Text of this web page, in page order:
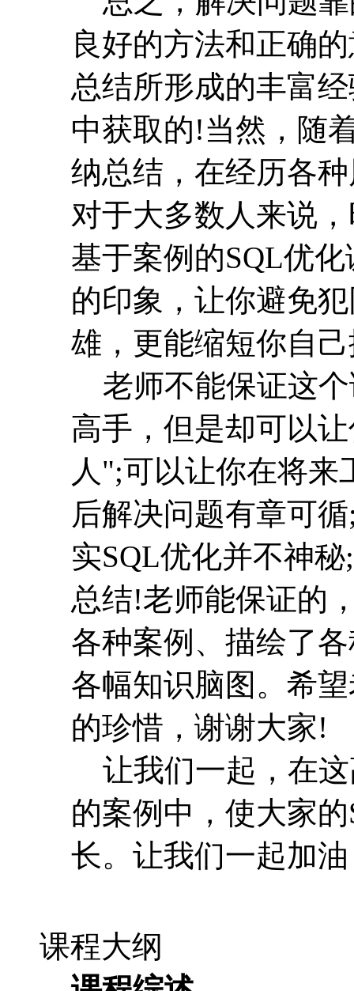
良好的方法和正确
总结所形成的丰富
中获取的!当然，随
纳总结，在经历各
对于大多数人来说
基于案例的SQL优
的印象，让你避免
雄，更能缩短你自
老师不能保证这个
高手，但是却可以
人";可以让你在将
后解决问题有章可
实SQL优化并不神
总结!老师能保证的
各种案例、描绘了
各幅知识脑图。希
的珍惜，谢谢大家!
让我们一起，在这
的案例中，使大家
长。让我们一起加
课程大纲